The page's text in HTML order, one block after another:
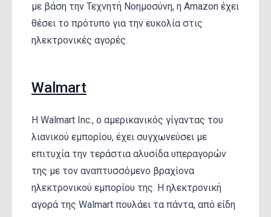
με βάση την Τεχνητή Νοημοσύνη, η Amazon έχει
θέσει το πρότυπο για την ευκολία στις
ηλεκτρονικές αγορές.
Walmart
Η Walmart Inc., ο αμερικανικός γίγαντας του
λιανικού εμπορίου, έχει συγχωνεύσει με
επιτυχία την τεράστια αλυσίδα υπεραγορών
της με τον αναπτυσσόμενο βραχίονα
ηλεκτρονικού εμπορίου της. Η ηλεκτρονική
αγορά της Walmart πουλάει τα πάντα, από είδη